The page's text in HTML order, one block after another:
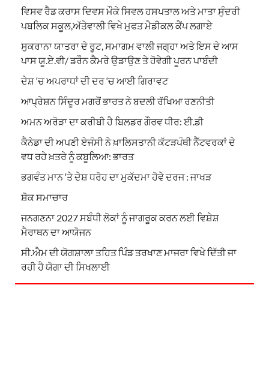
ਵਿਸਵ ਰੈਡ ਕਰਾਸ ਦਿਵਸ ਮੌਕੇ ਸਿਵਲ ਹਸਪਤਾਲ ਅਤੇ ਮਾਤਾ ਸੁੰਦਰੀ
ਪਬਲਿਕ ਸਕੂਲ,ਅੱਤੇਵਾਲੀ ਵਿਖੇ ਮੁਫਤ ਮੈਡੀਕਲ ਕੈਂਪ ਲਗਾਏ
ਸੁਕਰਾਨਾ ਯਾਤਰਾ ਦੇ ਰੂਟ, ਸਮਾਗਮ ਵਾਲੀ ਜਗ੍ਹਾ ਅਤੇ ਇਸ ਦੇ ਆਸ
ਪਾਸ ਯੂ.ਏ.ਵੀ/ ਡਰੌਨ ਕੈਮਰੇ ਉਡਾਉਣ ਤੇ ਹੋਵੇਗੀ ਪੂਰਨ ਪਾਬੰਦੀ
ਦੇਸ਼ ‘ਚ ਅਪਰਾਧਾਂ ਦੀ ਦਰ ‘ਚ ਆਈ ਗਿਰਾਵਟ
ਆਪ੍ਰੇਸ਼ਨ ਸਿੰਦੂਰ ਮਗਰੋਂ ਭਾਰਤ ਨੇ ਬਦਲੀ ਰੱਖਿਆ ਰਣਨੀਤੀ
ਅਮਨ ਅਰੋੜਾ ਦਾ ਕਰੀਬੀ ਹੈ ਬਿਲਡਰ ਗੌਰਵ ਧੀਰ: ਈ.ਡੀ
ਕੈਨੇਡਾ ਦੀ ਅਪਣੀ ਏਜੰਸੀ ਨੇ ਖ਼ਾਲਿਸਤਾਨੀ ਕੱਟੜਪੰਥੀ ਨੈੱਟਵਰਕਾਂ ਦੇ
ਵਧ ਰਹੇ ਖ਼ਤਰੇ ਨੂੰ ਕਬੂਲਿਆ: ਭਾਰਤ
ਭਗਵੰਤ ਮਾਨ ‘ਤੇ ਦੇਸ਼ ਧਰੋਹ ਦਾ ਮੁਕੱਦਮਾ ਹੋਵੇ ਦਰਜ : ਜਾਖੜ
ਸ਼ੋਕ ਸਮਾਚਾਰ
ਜਨਗਣਨਾ 2027 ਸਬੰਧੀ ਲੋਕਾਂ ਨੂੰ ਜਾਗਰੂਕ ਕਰਨ ਲਈ ਵਿਸ਼ੇਸ਼
ਮੈਰਾਥਨ ਦਾ ਆਯੋਜਨ
ਸੀ.ਐਮ ਦੀ ਯੋਗਸ਼ਾਲਾ ਤਹਿਤ ਪਿੰਡ ਤਰਖਾਣ ਮਾਜਰਾ ਵਿਖੇ ਦਿੱਤੀ ਜਾ
ਰਹੀ ਹੈ ਯੋਗਾ ਦੀ ਸਿਖਲਾਈ